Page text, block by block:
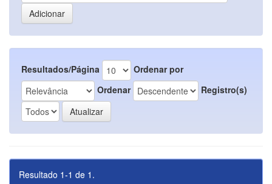
Resultados/Página
Ordenar por
Ordenar
Registro(s)
Resultado 1-1 de 1.